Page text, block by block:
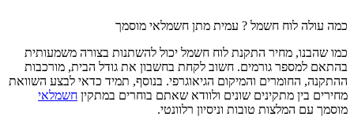
כמה עולה לוח חשמל ? עמית מתן חשמלאי מוסמך
כמו שהבנו, מחיר התקנת לוח חשמל יכול להשתנות בצורה משמעותית
בהתאם למספר גורמים. חשוב לקחת בחשבון את גודל הבית, מורכבות
ההתקנה, החומרים והמיקום הגיאוגרפי. בנוסף, תמיד כדאי לבצע השוואת
מחירים בין מתקינים שונים ולוודא שאתם בוחרים במתקין חשמלאי
מוסמך עם המלצות טובות וניסיון רלוונטי.